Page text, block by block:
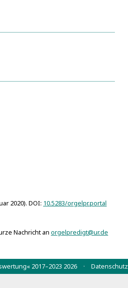
Mit fünf Tabellen, einer
2020). DOI: 10.5283/orgelpr.portal
Nachricht an orgelpredigt@ur.de
2017–2023 2026 · Datenschutz